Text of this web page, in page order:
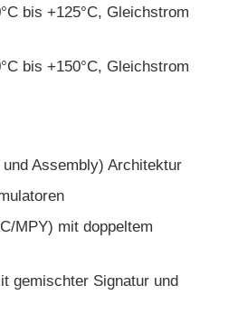
bis +125°C, Gleichstrom
bis +150°C, Gleichstrom
Assembly) Architektur
MPY) mit doppeltem
gemischter Signatur und